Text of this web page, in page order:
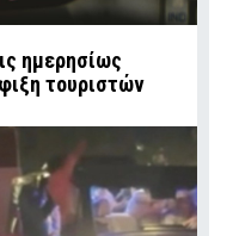
ημερησίως
τουριστών